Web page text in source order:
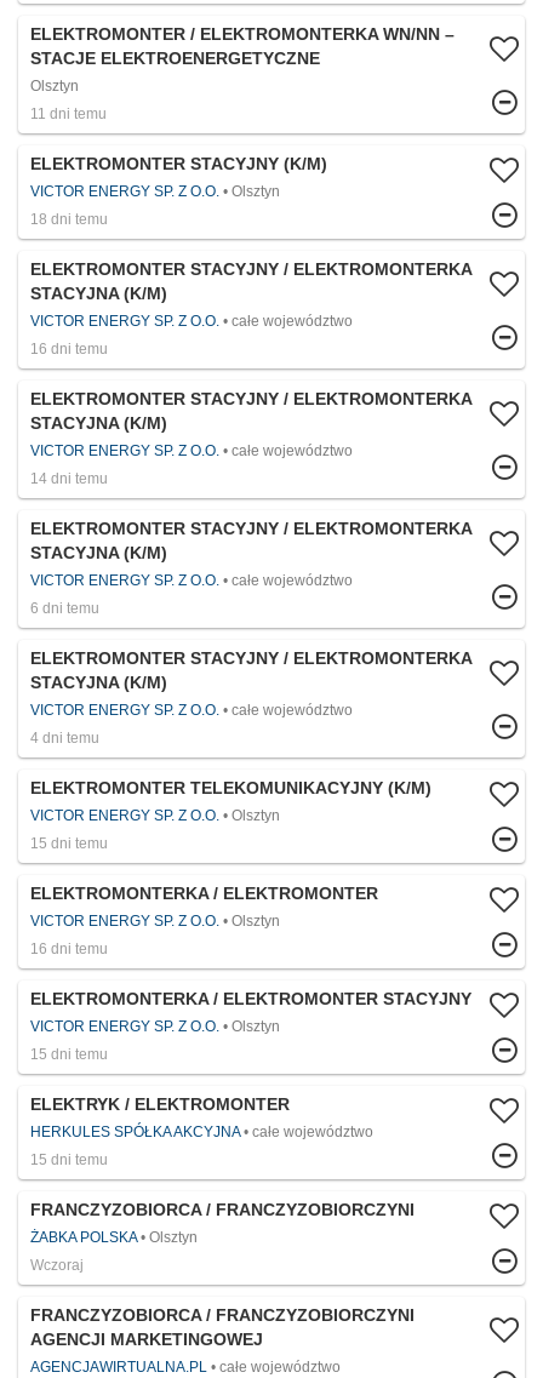
ELEKTROMONTER / ELEKTROMONTERKA WN/NN –
STACJE ELEKTROENERGETYCZNE
Olsztyn
11 dni temu
ELEKTROMONTER STACYJNY (K/M)
VICTOR ENERGY SP. Z O.O.
Olsztyn
18 dni temu
ELEKTROMONTER STACYJNY / ELEKTROMONTERKA
STACYJNA (K/M)
VICTOR ENERGY SP. Z O.O.
całe województwo
16 dni temu
ELEKTROMONTER STACYJNY / ELEKTROMONTERKA
STACYJNA (K/M)
VICTOR ENERGY SP. Z O.O.
całe województwo
14 dni temu
ELEKTROMONTER STACYJNY / ELEKTROMONTERKA
STACYJNA (K/M)
VICTOR ENERGY SP. Z O.O.
całe województwo
6 dni temu
ELEKTROMONTER STACYJNY / ELEKTROMONTERKA
STACYJNA (K/M)
VICTOR ENERGY SP. Z O.O.
całe województwo
4 dni temu
ELEKTROMONTER TELEKOMUNIKACYJNY (K/M)
VICTOR ENERGY SP. Z O.O.
Olsztyn
15 dni temu
ELEKTROMONTERKA / ELEKTROMONTER
VICTOR ENERGY SP. Z O.O.
Olsztyn
16 dni temu
ELEKTROMONTERKA / ELEKTROMONTER STACYJNY
VICTOR ENERGY SP. Z O.O.
Olsztyn
15 dni temu
ELEKTRYK / ELEKTROMONTER
HERKULES SPÓŁKA AKCYJNA
całe województwo
15 dni temu
FRANCZYZOBIORCA / FRANCZYZOBIORCZYNI
ŻABKA POLSKA
Olsztyn
Wczoraj
FRANCZYZOBIORCA / FRANCZYZOBIORCZYNI
AGENCJI MARKETINGOWEJ
AGENCJAWIRTUALNA.PL
całe województwo